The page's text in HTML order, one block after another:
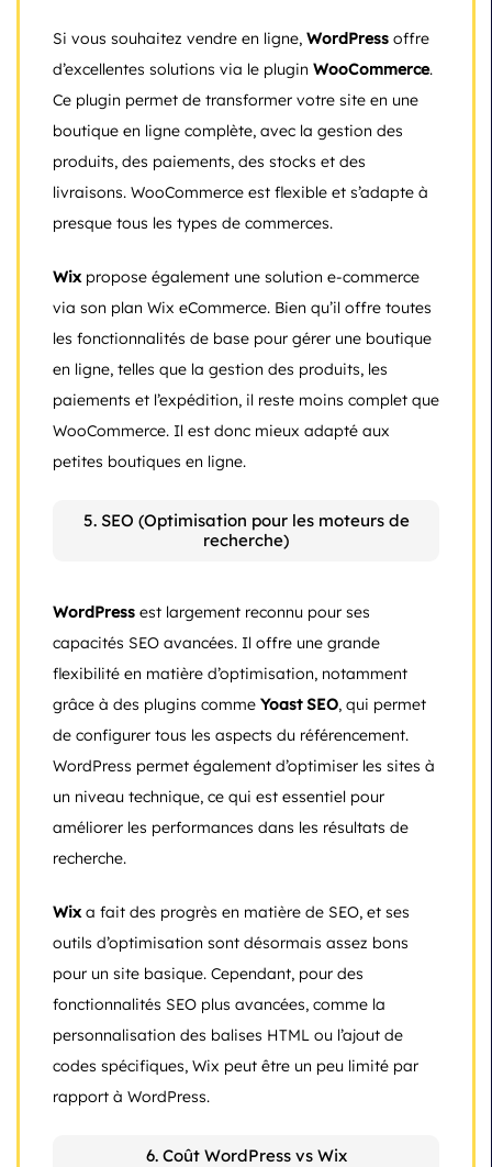
Si vous souhaitez vendre en ligne, WordPress offre
d’excellentes solutions via le plugin WooCommerce.
Ce plugin permet de transformer votre site en une
boutique en ligne complète, avec la gestion des
produits, des paiements, des stocks et des
livraisons. WooCommerce est flexible et s’adapte à
presque tous les types de commerces.
Wixpropose également une solution e-commerce
via son plan Wix eCommerce. Bien qu’il offre toutes
les fonctionnalités de base pour gérer une boutique
en ligne, telles que la gestion des produits, les
paiements et l’expédition, il reste moins complet que
WooCommerce. Il est donc mieux adapté aux
petites boutiques en ligne.
5. SEO (Optimisation pour les moteurs de
recherche)
WordPress est largement reconnu pour ses
capacités SEO avancées. Il offre une grande
flexibilité en matière d’optimisation, notamment
grâce à des plugins comme Yoast SEO, qui permet
de configurer tous les aspects du référencement.
WordPress permet également d’optimiser les sites à
un niveau technique, ce qui est essentiel pour
améliorer les performances dans les résultats de
recherche.
Wixa fait des progrès en matière de SEO, et ses
outils d’optimisation sont désormais assez bons
pour un site basique. Cependant, pour des
fonctionnalités SEO plus avancées, comme la
personnalisation des balises HTML ou l’ajout de
codes spécifiques, Wix peut être un peu limité par
rapport à WordPress.
6. Coût WordPress vs Wix